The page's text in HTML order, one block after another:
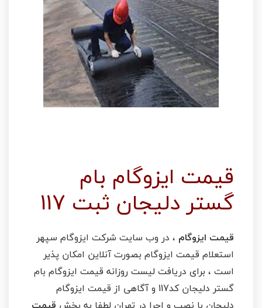
قیمت ایزوگام بام
گستر دلیجان ثبت 117
قیمت ایزوگام ، در وب سایت شرکت ایزوگام سپهر
استعلام قیمت ایزوگام بصورت آنلاین امکان پذیر
است ، برای دریافت لیست روزانه قیمت ایزوگام بام
گستر دلیجان کد117 و آگاهی از قیمت ایزوگام